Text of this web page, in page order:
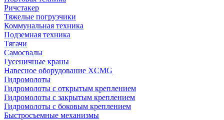
Ричстакер
Тяжелые погрузчики
Коммунальная техника
Подземная техника
Тягачи
Самосвалы
Гусеничные краны
Навесное оборудование XCMG
Гидромолоты
Гидромолоты с открытым креплением
Гидромолоты с закрытым креплением
Гидромолоты с боковым креплением
Быстросъемные механизмы